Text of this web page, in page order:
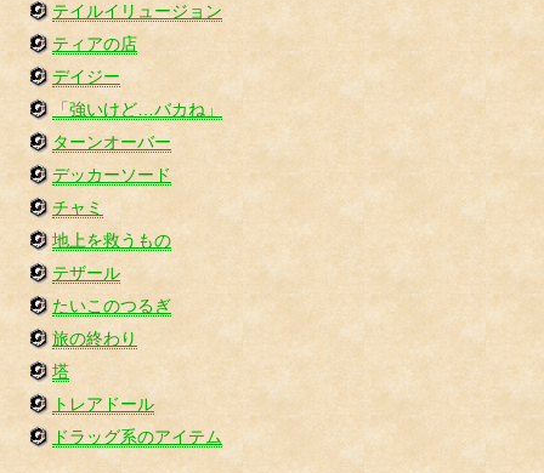
テイルイリュージョン
ティアの店
デイジー
「強いけど…バカね」
ターンオーバー
デッカーソード
チャミ
地上を救うもの
テザール
たいこのつるぎ
旅の終わり
塔
トレアドール
ドラッグ系のアイテム